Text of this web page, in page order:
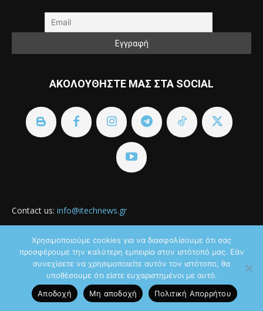
ΑΚΟΛΟΥΘΗΣΤΕ ΜΑΣ ΣΤΑ SOCIAL
Contact us: info@itechnews.gr
Χρησιμοποιούμε cookies για να διασφαλίσουμε ότι σας
προσφέρουμε την καλύτερη εμπειρία στον ιστότοπό μας. Εάν
συνεχίσετε να χρησιμοποιείτε αυτόν τον ιστότοπο, θα
υποθέσουμε ότι είστε ευχαριστημένοι με αυτό.
Αποδοχή
Μη αποδοχή Πολιτική Aπορρήτου